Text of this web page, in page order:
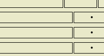
•
•
•